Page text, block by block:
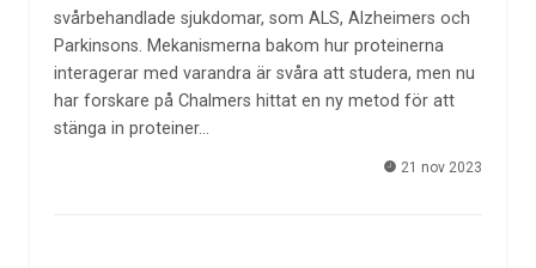
svårbehandlade sjukdomar, som ALS, Alzheimers och
Parkinsons. Mekanismerna bakom hur proteinerna
interagerar med varandra är svåra att studera, men nu
har forskare på Chalmers hittat en ny metod för att
stänga in proteiner…
21 nov 2023